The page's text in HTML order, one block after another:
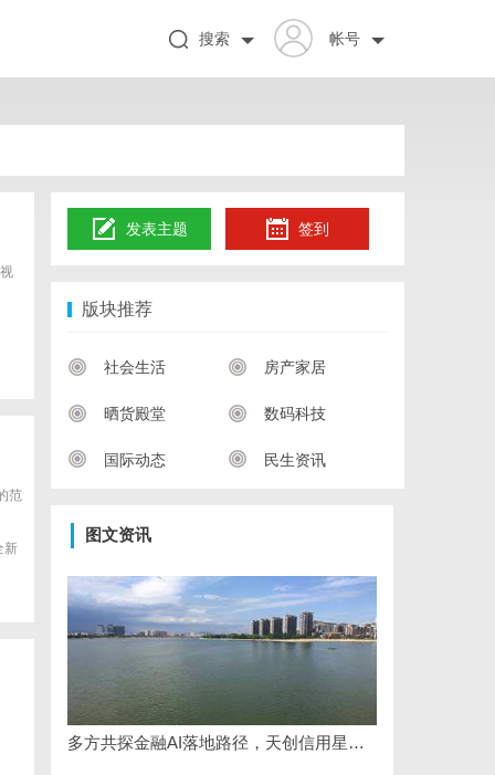
帐号
搜索
范
新
发表主题 签到
版块推荐
社会生活 房产家居
晒货殿堂 数码科技
国际动态 民生资讯
图文资讯
多方共探金融AI落地路径，天创信用星图AI助力产业金融智能升级